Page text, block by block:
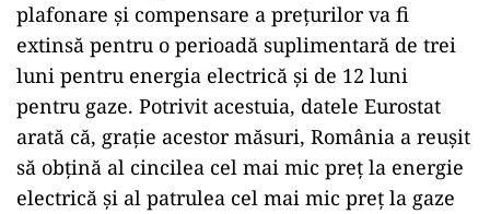
plafonare și compensare a prețurilor va fi
extinsă pentru o perioadă suplimentară de trei
luni pentru energia electrică și de 12 luni
pentru gaze. Potrivit acestuia, datele Eurostat
arată că, grație acestor măsuri, România a reușit
să obțină al cincilea cel mai mic preț la energie
electrică și al patrulea cel mai mic preț la gaze